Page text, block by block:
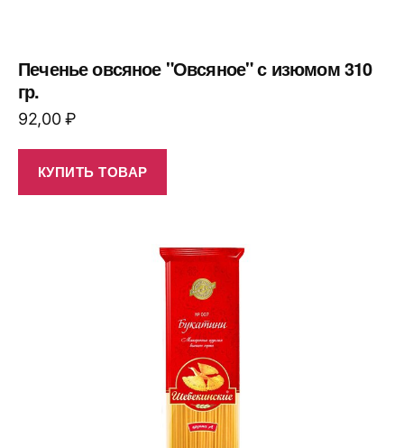
Печенье овсяное "Овсяное" с изюмом 310
гр.
92,00₽
КУПИТЬ ТОВАР